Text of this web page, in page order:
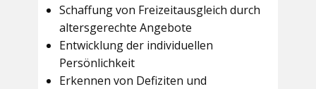
Schaffung von Freizeitausgleich durch
altersgerechte Angebote
Entwicklung der individuellen
Persönlichkeit
Erkennen von Defiziten und